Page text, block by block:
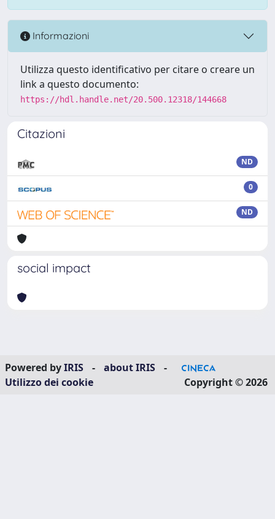
Informazioni
Utilizza questo identificativo per citare o creare un
link a questo documento:
https://hdl.handle.net/20.500.12318/144668
Citazioni
ND
0
ND
social impact
Powered byIRIS - about IRIS
-
Utilizzo dei cookie
Copyright © 2026